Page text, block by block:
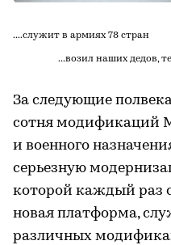
....служит в
...возил наших дедов,
За следующие
сотня модификаций
и военного
серьезную
которой каждый раз
новая платформа,
различных